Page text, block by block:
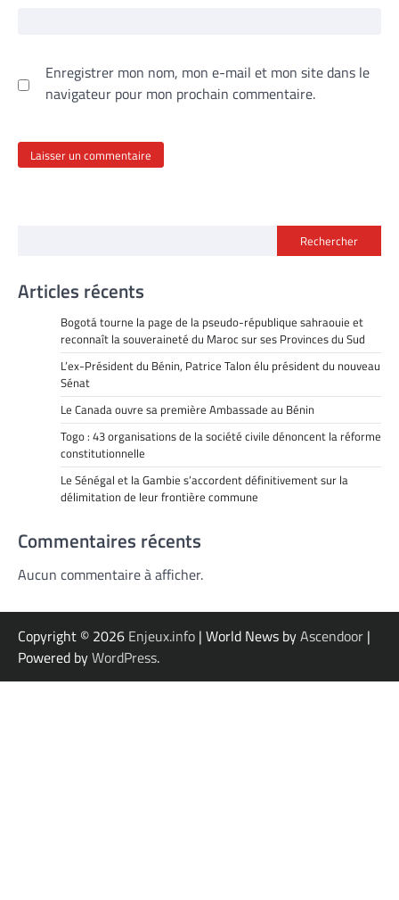
Enregistrer mon nom, mon e-mail et mon site dans le
navigateur pour mon prochain commentaire.
Rechercher
Articles récents
Bogotá tourne la page de la pseudo-république sahraouie et
reconnaît la souveraineté du Maroc sur ses Provinces du Sud
L’ex-Président du Bénin, Patrice Talon élu président du nouveau
Sénat
Le Canada ouvre sa première Ambassade au Bénin
Togo : 43 organisations de la société civile dénoncent la réforme
constitutionnelle
Le Sénégal et la Gambie s’accordent définitivement sur la
délimitation de leur frontière commune
Commentaires récents
Aucun commentaire à afficher.
Copyright © 2026 Enjeux.info | World News byAscendoor |
Powered byWordPress.